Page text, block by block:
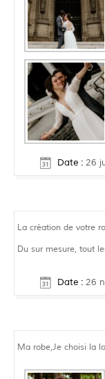
Date : 26
La création de votre
Du sur mesure, tout
Date : 26
Ma robe,Je choisi la